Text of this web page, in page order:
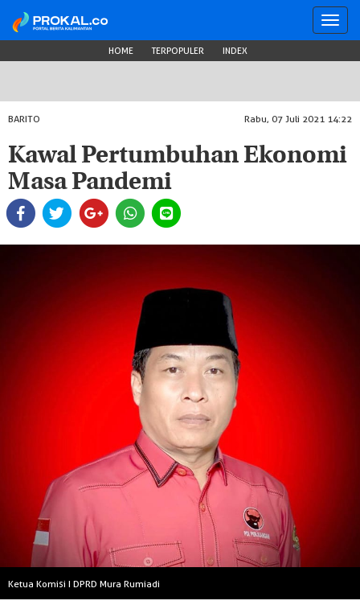
HOME TERPOPULER INDEX
BARITO Rabu, 07 Juli 2021 14:22
Kawal Pertumbuhan Ekonomi
Masa Pandemi
Ketua Komisi I DPRD Mura Rumiadi